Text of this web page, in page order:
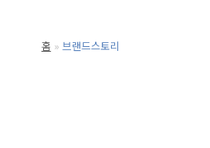
홈 브랜드스토리